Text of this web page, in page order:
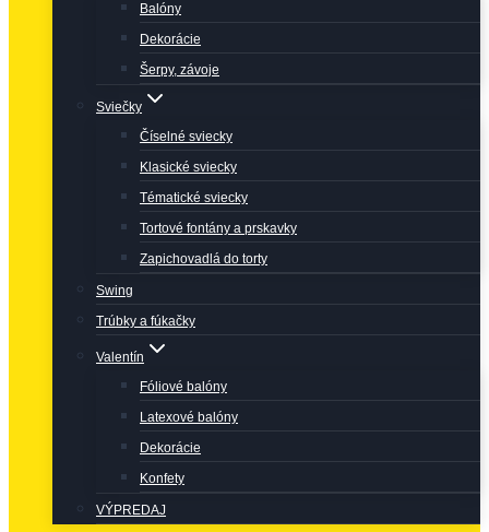
Balóny
Dekorácie
Šerpy, závoje
Sviečky
Číselné sviecky
Klasické sviecky
Tématické sviecky
Tortové fontány a prskavky
Zapichovadlá do torty
Swing
Trúbky a fúkačky
Valentín
Fóliové balóny
Latexové balóny
Dekorácie
Konfety
VÝPREDAJ